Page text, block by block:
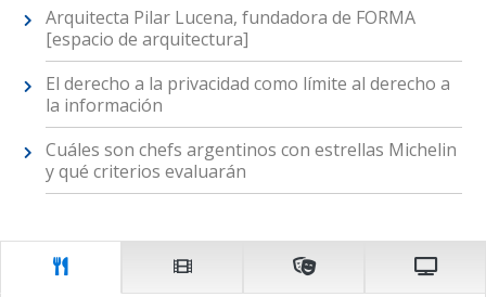
Arquitecta Pilar Lucena, fundadora de FORMA
[espacio de arquitectura]
El derecho a la privacidad como límite al derecho a
la información
Cuáles son chefs argentinos con estrellas Michelin
y qué criterios evaluarán